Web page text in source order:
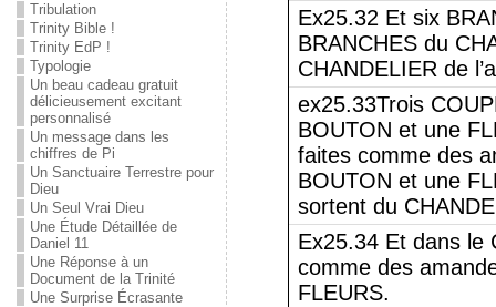
Tribulation
Trinity Bible !
Trinity EdP !
Typologie
Un beau cadeau gratuit
délicieusement excitant
personnalisé
Un message dans les
chiffres de Pi
Un Sanctuaire Terrestre pour
Dieu
Un Seul Vrai Dieu
Une Étude Détaillée de
Daniel 11
Une Réponse à un
Document de la Trinité
Une Surprise Écrasante
Ex25.32 Et six
BRANCHES du
CHANDELIER de
ex25.33Trois
BOUTON et une
faites comme des
BOUTON et une
sortent du
Ex25.34 Et dans le
comme des
FLEURS.